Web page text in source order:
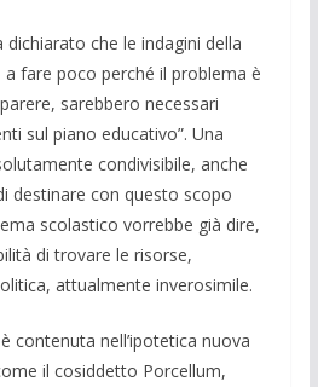
che le indagini della
fare poco perché il problema è
sarebbero necessari
sul piano educativo”. Una
con­divisibile, anche
destinare con questo scopo
scolastico vorrebbe già dire,
di trovare le ri­sorse,
at­tualmente inverosimile.
contenuta nell’ipotetica nuova
il cosiddetto Porcellum,